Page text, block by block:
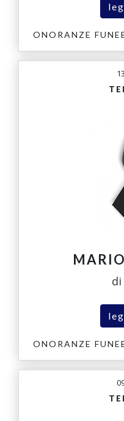
ONORANZE
di
ONORANZE